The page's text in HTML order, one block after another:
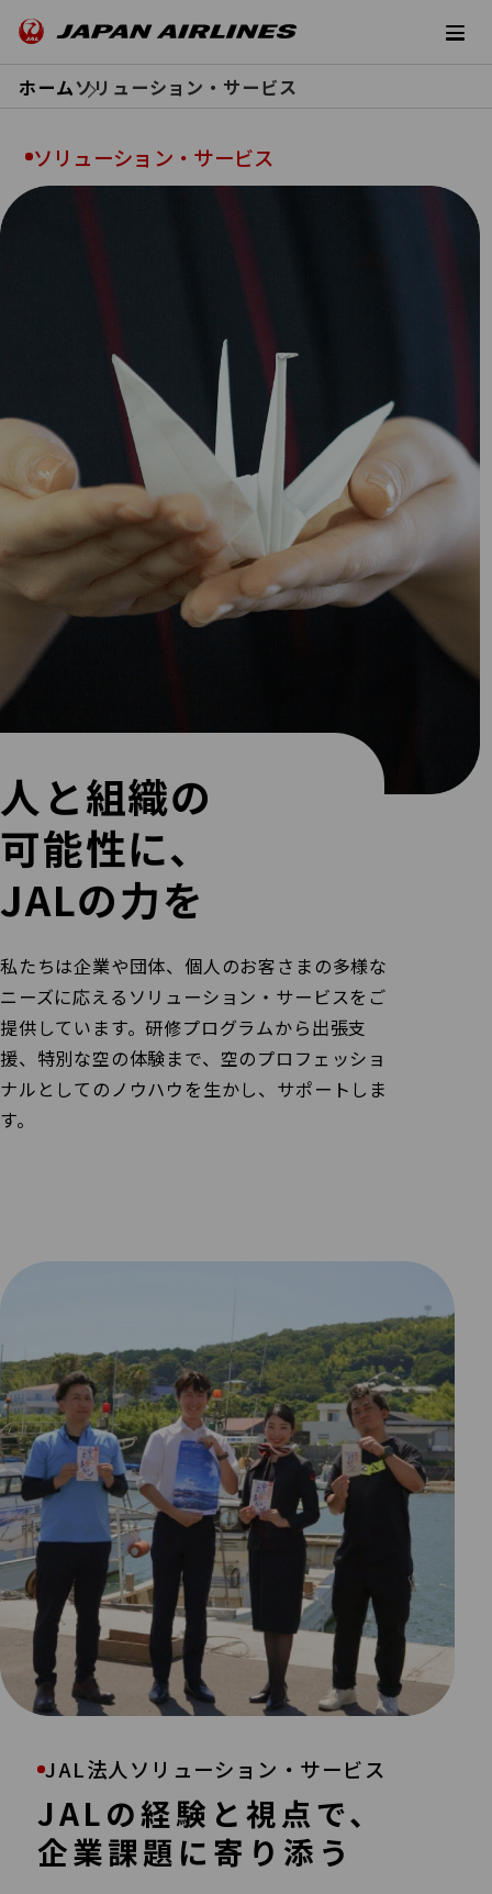
ホームソリューション・サービス
ソリューション・サービス
人と組織の
可能性に、
JALの力を
私たちは企業や団体、個人のお客さまの多様な
ニーズに応えるソリューション・サービスをご
提供しています。研修プログラムから出張支
援、特別な空の体験まで、空のプロフェッショ
ナルとしてのノウハウを生かし、サポートしま
す。
JAL法人ソリューション・サービス
JALの経験と視点で、
企業課題に寄り添う